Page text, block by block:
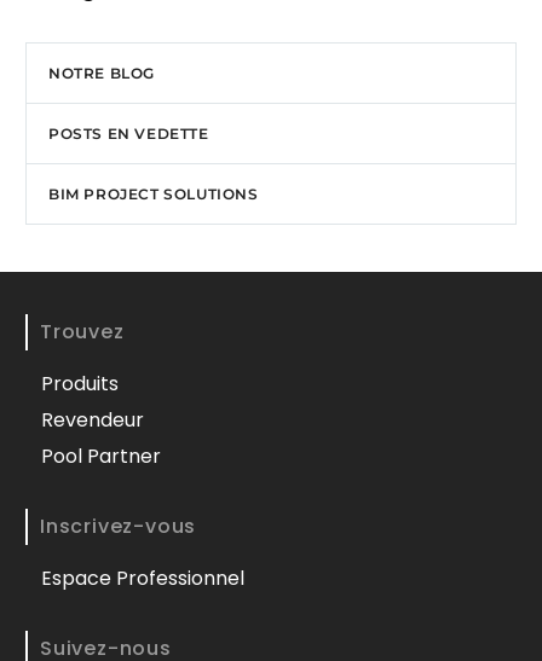
Rosa Gres #ilovemix
merveilleux dans le
NOTRE BLOG
POSTS EN VEDETTE
BIM PROJECT SOLUTIONS
Trouvez
Produits
Revendeur
Pool Partner
Inscrivez-vous
Espace Professionnel
Suivez-nous